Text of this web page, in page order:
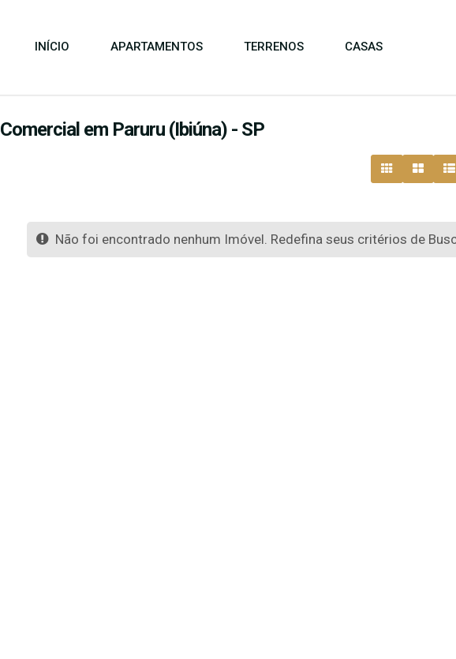
CASAS
TERRENOS
APARTAMENTOS
INÍCIO
Comercial em Paruru (Ibiúna) - SP
Não foi encontrado nenhum Imóvel. Redefina seus critérios de